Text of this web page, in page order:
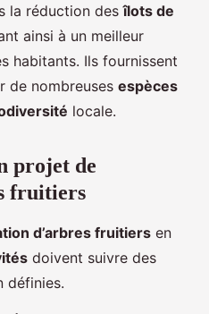
la réduction desîlots de
ainsi à un meilleur
habitants. Ils fournissent
de nombreuses espèces
locale.
projet de
fruitiers
d’arbres fruitiers en
doivent suivre des
définies.